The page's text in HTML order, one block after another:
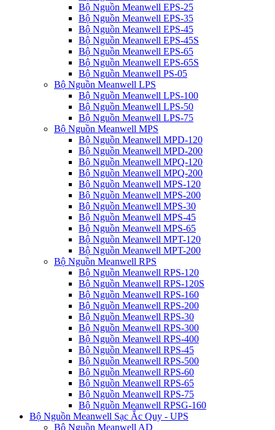
Bộ Nguồn Meanwell EPS-25
Bộ Nguồn Meanwell EPS-35
Bộ Nguồn Meanwell EPS-45
Bộ Nguồn Meanwell EPS-45S
Bộ Nguồn Meanwell EPS-65
Bộ Nguồn Meanwell EPS-65S
Bộ Nguồn Meanwell PS-05
Bộ Nguồn Meanwell LPS
Bộ Nguồn Meanwell LPS-100
Bộ Nguồn Meanwell LPS-50
Bộ Nguồn Meanwell LPS-75
Bộ Nguồn Meanwell MPS
Bộ Nguồn Meanwell MPD-120
Bộ Nguồn Meanwell MPD-200
Bộ Nguồn Meanwell MPQ-120
Bộ Nguồn Meanwell MPQ-200
Bộ Nguồn Meanwell MPS-120
Bộ Nguồn Meanwell MPS-200
Bộ Nguồn Meanwell MPS-30
Bộ Nguồn Meanwell MPS-45
Bộ Nguồn Meanwell MPS-65
Bộ Nguồn Meanwell MPT-120
Bộ Nguồn Meanwell MPT-200
Bộ Nguồn Meanwell RPS
Bộ Nguồn Meanwell RPS-120
Bộ Nguồn Meanwell RPS-120S
Bộ Nguồn Meanwell RPS-160
Bộ Nguồn Meanwell RPS-200
Bộ Nguồn Meanwell RPS-30
Bộ Nguồn Meanwell RPS-300
Bộ Nguồn Meanwell RPS-400
Bộ Nguồn Meanwell RPS-45
Bộ Nguồn Meanwell RPS-500
Bộ Nguồn Meanwell RPS-60
Bộ Nguồn Meanwell RPS-65
Bộ Nguồn Meanwell RPS-75
Bộ Nguồn Meanwell RPSG-160
Bộ Nguồn Meanwell Sạc Ắc Quy - UPS
Bộ Nguồn Meanwell AD